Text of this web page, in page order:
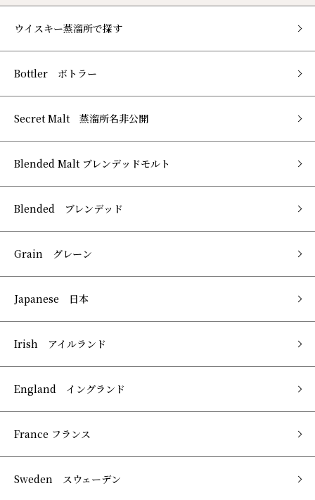
ウイスキー蒸溜所で探す
Bottler ボトラー
Secret Malt 蒸溜所名非公開
Blended Malt ブレンデッドモルト
Blended ブレンデッド
Grain グレーン
Japanese 日本
Irish アイルランド
England イングランド
France フランス
Sweden スウェーデン